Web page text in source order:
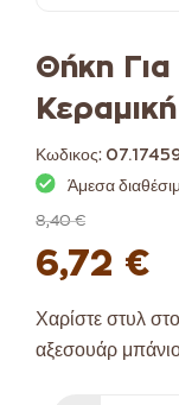
Θήκη
Κωδικος:
Άμεσα
8,40 €
6,72 €
Χαρίστε στυλ
αξεσουάρ